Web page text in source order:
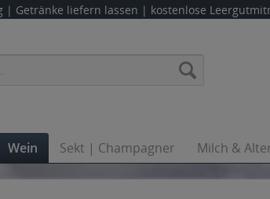
| Getränke liefern lassen | kostenlose
Wein Sekt | Champagner Milch &